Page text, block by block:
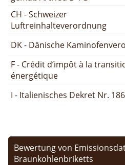
CH - Schweizer
Luftreinhalteverordnung
DK - Dänische
F - Crédit d’impôt à la
énergétique
I - Italienisches Dekret Nr. 186
Bewertung von
Braunkohlenbriketts